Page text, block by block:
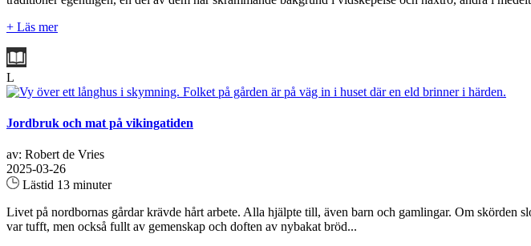
+ Läs mer
L
Jordbruk och mat på vikingatiden
av: Robert de Vries
2025-03-26
Lästid 13 minuter
Livet på nordbornas gårdar krävde hårt arbete. Alla hjälpte till, även barn och gamlingar. Om skörden
var tufft, men också fullt av gemenskap och doften av nybakat bröd...